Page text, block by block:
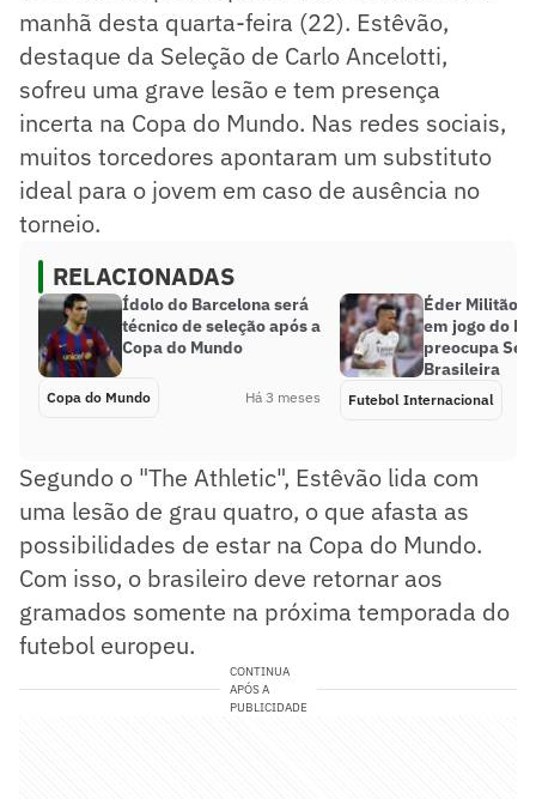
manhã desta quarta-feira (22). Estêvão,
destaque da Seleção de Carlo Ancelotti,
sofreu uma grave lesão e tem presença
incerta na Copa do Mundo. Nas redes sociais,
muitos torcedores apontaram um substituto
ideal para o jovem em caso de ausência no
torneio.
RELACIONADAS
Ídolo do Barcelona será
técnico de seleção após a
Copa do Mundo
Copa do Mundo Há 3 meses
Éder Militão
em jogo do
preocupa
Brasileira
Futebol Internacional
Segundo o "The Athletic", Estêvão lida com
uma lesão de grau quatro, o que afasta as
possibilidades de estar na Copa do Mundo.
Com isso, o brasileiro deve retornar aos
gramados somente na próxima temporada do
futebol europeu.
CONTINUA
APÓS A
PUBLICIDADE